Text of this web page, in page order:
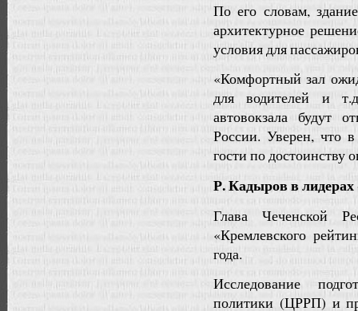
По его словам,
архитектурное
условия для
«Комфортный зал
для водителей и
автовокзала будут
России. Уверен, что
гости по достоинству
Р. Кадыров в лидерах
Глава Чеченской
«Кремлевского
года.
Исследование
политики (ЦРРП) и